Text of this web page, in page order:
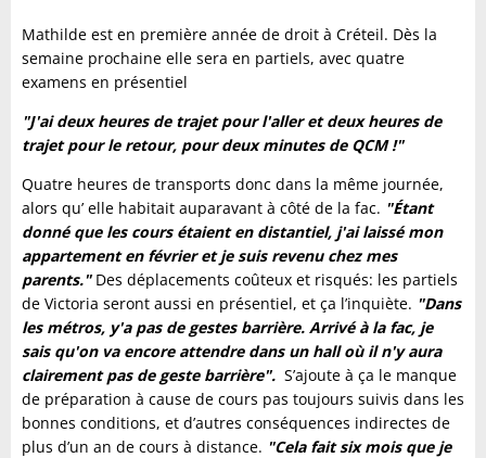
Mathilde est en première année de droit à Créteil. Dès la
semaine prochaine elle sera en partiels, avec quatre
examens en présentiel
"J'ai deux heures de trajet pour l'aller et deux heures de
trajet pour le retour, pour deux minutes de QCM !"
Quatre heures de transports donc dans la même journée,
alors qu’ elle habitait auparavant à côté de la fac. "Étant
donné que les cours étaient en distantiel, j'ai laissé mon
appartement en février et je suis revenu chez mes
parents."Des déplacements coûteux et risqués: les partiels
de Victoria seront aussi en présentiel, et ça l’inquiète. "Dans
les métros, y'a pas de gestes barrière. Arrivé à la fac, je
sais qu'on va encore attendre dans un hall où il n'y aura
clairement pas de geste barrière". S’ajoute à ça le manque
de préparation à cause de cours pas toujours suivis dans les
bonnes conditions, et d’autres conséquences indirectes de
plus d’un an de cours à distance. "Cela fait six mois que je